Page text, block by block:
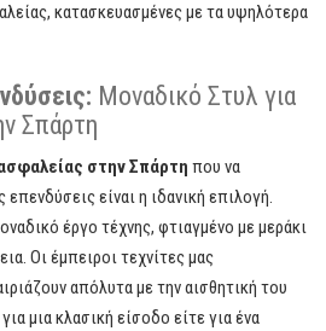
κατασκευασμένες με τα υψηλότερα
Μοναδικό Στυλ για
Σπάρτη
στην Σπάρτη που να
είναι η ιδανική επιλογή.
έργο τέχνης, φτιαγμένο με μεράκι
Οι έμπειροι τεχνίτες μας
απόλυτα με την αισθητική του
μια κλασική είσοδο είτε για ένα